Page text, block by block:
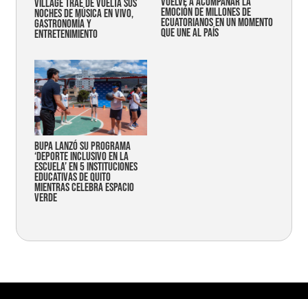
Village trae de vuelta sus
noches de música en vivo,
gastronomía y
entretenimiento
emoción de millones de
ecuatorianos en un momento
que une al país
Bupa lanzó su programa
‘Deporte Inclusivo en la
Escuela’ en 5 instituciones
educativas de Quito
mientras celebra espacio
verde